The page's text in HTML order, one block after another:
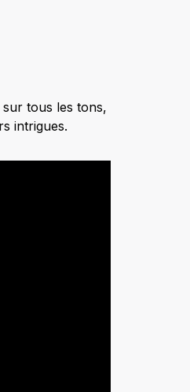
sur tous les tons,
intrigues.